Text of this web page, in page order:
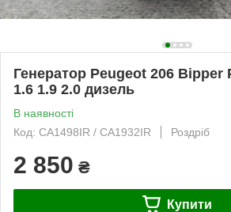
Генератор Peugeot 206 Bipper
1.6 1.9 2.0 дизель
В наявності
Код: CA1498IR / CA1932IR
Роздріб
2 850 ₴
Купити